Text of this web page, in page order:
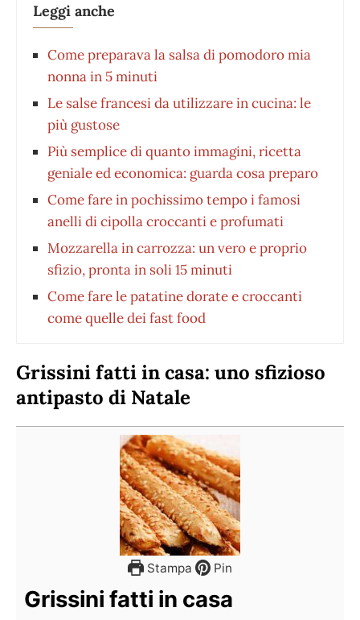
Leggi anche
Come preparava la salsa di pomodoro mia
nonna in 5 minuti
Le salse francesi da utilizzare in cucina: le
più gustose
Più semplice di quanto immagini, ricetta
geniale ed economica: guarda cosa preparo
Come fare in pochissimo tempo i famosi
anelli di cipolla croccanti e profumati
Mozzarella in carrozza: un vero e proprio
sfizio, pronta in soli 15 minuti
Come fare le patatine dorate e croccanti
come quelle dei fast food
Grissini fatti in casa: uno sfizioso
antipasto di Natale
Stampa Pin
Grissini fatti in casa